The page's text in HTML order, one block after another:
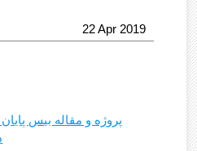
22 Apr 2019
پروژه و مقاله بیس